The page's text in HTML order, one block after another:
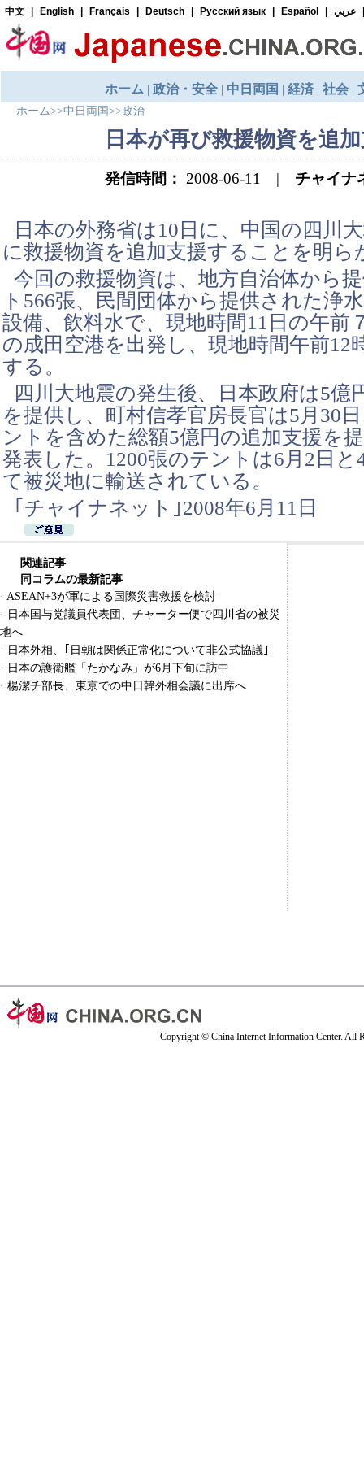
ホーム>>中日両国 >>政治
日本が再び救援物資を追
発信時間： 2008-06-11 | チャイナ
日本の外務省は10日に、中国の四川
に救援物資を追加支援することを明ら
今回の救援物資は、地方自治体から
ト566張、民間団体から提供された浄
設備、飲料水で、現地時間11日の午前
の成田空港を出発し、現地時間午前12
する。
四川大地震の発生後、日本政府は5億
を提供し、町村信孝官房長官は5月30
ントを含めた総額5億円の追加支援を
発表した。1200張のテントは6月2日と
て被災地に輸送されている。
｢チャイナネット｣2008年6月11日
関連記事
同コラムの最新記事
· ASEAN+3が軍による国際災害救援を検討
· 日本国与党議員代表団、チャーター便で四川省の被災
地へ
· 日本外相、｢日朝は関係正常化について非公式協議｣
· 日本の護衛艦「たかなみ」が6月下旬に訪中
· 楊潔チ部長、東京での中日韓外相会議に出席へ